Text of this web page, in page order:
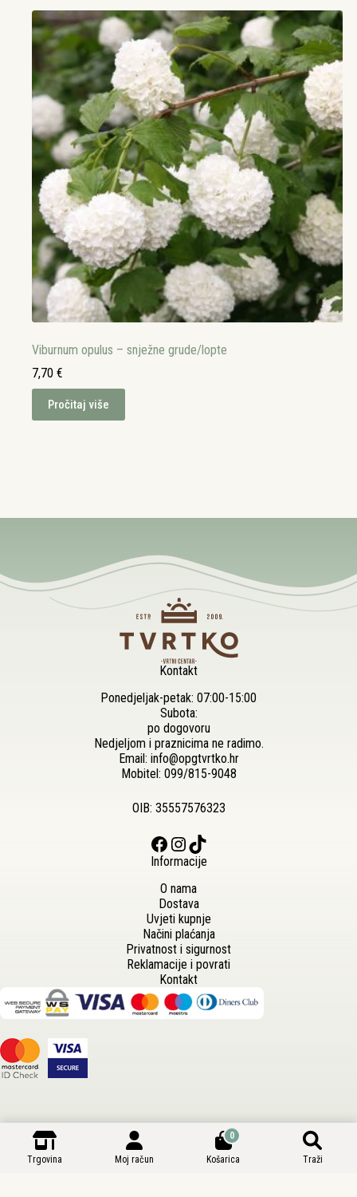
Viburnum opulus – snježne grude/lopte
7,70 €
Pročitaj više
Kontakt
Ponedjeljak-petak: 07:00-15:00
Subota:
po dogovoru
Nedjeljom i praznicima ne radimo.
Email: info@opgtvrtko.hr
Mobitel: 099/815-9048
OIB: 35557576323
Facebook Instagram TikTok
Informacije
O nama
Dostava
Uvjeti kupnje
Načini plaćanja
Privatnost i sigurnost
Reklamacije i povrati
Kontakt
Autorska prava © 2026 - Vrtni Centar Tvrtko
Trgovina Moj račun
0
Košarica Traži